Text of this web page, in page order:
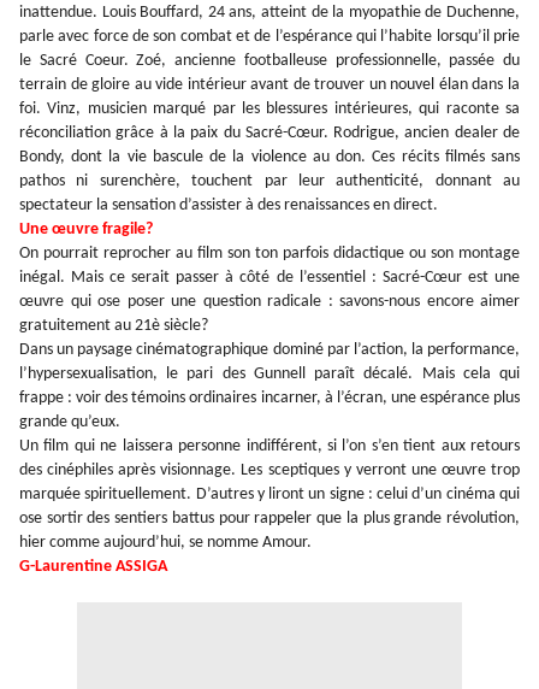
inattendue. Louis Bouffard, 24 ans, atteint de la myopathie de Duchenne,
parle avec force de son combat et de l’espérance qui l’habite lorsqu’il prie
le Sacré Coeur. Zoé, ancienne footballeuse professionnelle, passée du
terrain de gloire au vide intérieur avant de trouver un nouvel élan dans la
foi. Vinz, musicien marqué par les blessures intérieures, qui raconte sa
réconciliation grâce à la paix du Sacré-Cœur. Rodrigue, ancien dealer de
Bondy, dont la vie bascule de la violence au don.Ces récits filmés sans
pathos ni surenchère, touchent par leur authenticité, donnant au
spectateur la sensation d’assister à des renaissances en direct.
Une œuvre fragile?
On pourrait reprocher au film son ton parfois didactique ou son montage
inégal. Mais ce serait passer à côté de l’essentiel : Sacré-Cœur est une
œuvre qui ose poser une question radicale : savons-nous encore aimer
gratuitement au 21è siècle?
Dans un paysage cinématographique dominé par l’action, la performance,
l’hypersexualisation, le pari des Gunnell paraît décalé. Mais cela qui
frappe : voir des témoins ordinaires incarner, à l’écran, une espérance plus
grande qu’eux.
Un film qui ne laissera personne indifférent, si l’on s’en tient aux retours
des cinéphiles après visionnage. Les sceptiques y verront une œuvre trop
marquée spirituellement. D’autres y liront un signe : celui d’un cinéma qui
ose sortir des sentiers battus pour rappeler que la plus grande révolution,
hier comme aujourd’hui, se nomme Amour.
G-Laurentine ASSIGA